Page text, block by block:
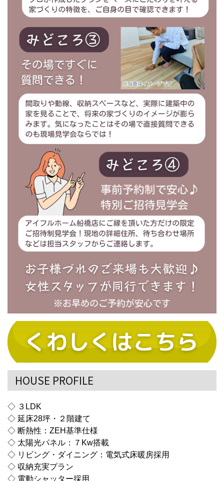
HOUSE PROFILE
◇ ３LDK
◇ 延床28坪・２階建て
◇ 断熱性：ZEH基準仕様
◇ 太陽光パネル：７Kw搭載
◇ リビング・ダイニング：電気式床暖房採用
◇ 収納充実プラン
◇ 電動シャッター採用